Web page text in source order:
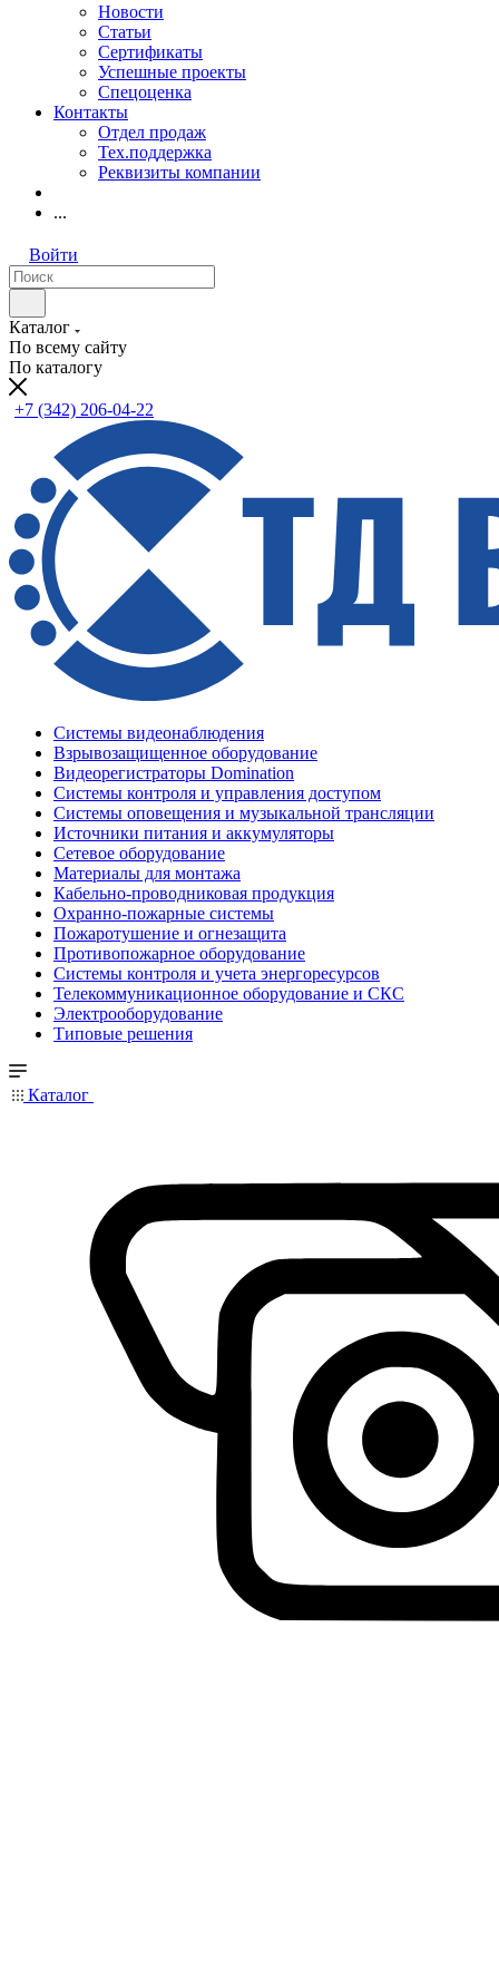
Новости
Статьи
Сертификаты
Успешные проекты
Спецоценка
Контакты
Отдел продаж
Тех.поддержка
Реквизиты компании
...
Войти
Каталог
По всему сайту
По каталогу
+7 (342) 206-04-22
Системы видеонаблюдения
Взрывозащищенное оборудование
Видеорегистраторы Domination
Системы контроля и управления доступом
Системы оповещения и музыкальной трансляции
Источники питания и аккумуляторы
Сетевое оборудование
Материалы для монтажа
Кабельно-проводниковая продукция
Охранно-пожарные системы
Пожаротушение и огнезащита
Противопожарное оборудование
Системы контроля и учета энергоресурсов
Телекоммуникационное оборудование и СКС
Электрооборудование
Типовые решения
Каталог